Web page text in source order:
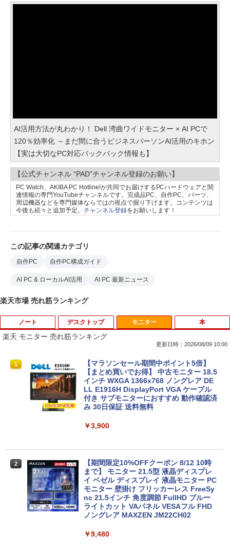
AI活用方法が丸わかり！ Dell 湾曲ワイドモニター × AI PCで
120％効率化 ～まだ間に合うビジネスパーソンAI活用のキホン
【実は大切なPC対応バックパック情報も】
【公式チャンネル “PAD”チャンネル登録のお願い】
PC Watch、AKIBA PC Hotline!が共同でお届けするPCハードウェアと関
連情報の専門YouTubeチャンネルです。完成品PC、自作PC、パーツ、
周辺機器などを専門媒体ならではの視点で掘り下げます。コンテンツは
今後も続々と追加予定。 チャンネル登録をお願いします！
この記事の関連カテゴリ
自作PC 自作PC構成ガイド
AI PC & ローカルAI活用 AI PC 最新ニュース
楽天市場 売れ筋ランキング
ノート
1
中古ノートパソコン インテル Celeron C
ore i5 Windows11 Pro Office 2024付き
メモリ4GB/8GB/16GB選択可 SSD128G
B/1TB選択可 15.6型 テンキー ビジネス
在宅勤務 学生向け 初期設定不要 店長お
まかせ中古厳選 ノートPC ノート パソコ
【期間限定破格金額！】新生活 新古品 W
in11搭載 パソコンノートパソコンoffice
付き 初心者向けノートPC 初期設定済 1
5.6型 インテル高速CPU ランダムで発送
メモリ4GB～ 高速SSD1TB 最大 フルHD
Webカメラ zoom 軽量薄型 無線 型番更
デスクトップ モニター
楽天 モニター 売れ筋ランキング
更新日時：2026/08/09 10:00
1
【マラソンセール期間中ポイント5倍】
【まとめ買いでお得】 中古モニター 18.5
インチ WXGA 1366x768 ノングレア DE
LL E1916H DisplayPort VGA ケーブル
付き サブモニターにおすすめ 動作確認済
み 30日保証 送料無料
￥3,900
2
【期間限定10%OFFクーポン 8/12 10時
まで】 モニター 21.5型 液晶ディスプレ
イ ベゼル ディスプレイ 液晶モニター PC
モニター 壁掛け フリッカーレス FreeSy
nc 21.5インチ 角度調節 FullHD ブルー
ライトカット VAパネル VESAフル FHD
ノングレア MAXZEN JM22CH02
￥9,480
本